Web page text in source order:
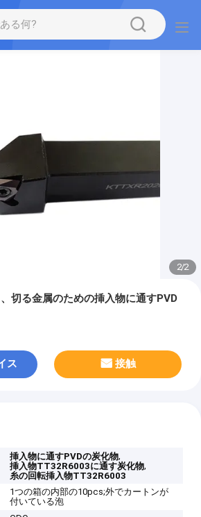
2/2
切る金属のための挿入物に通すPVD
ス 接触
挿入物に通すPVDの炭化物,
挿入物TT32R6003に通す炭化物,
糸の回転挿入物TT32R6003
1つの箱の内部の10pcs;外でカートンが
付いている泡